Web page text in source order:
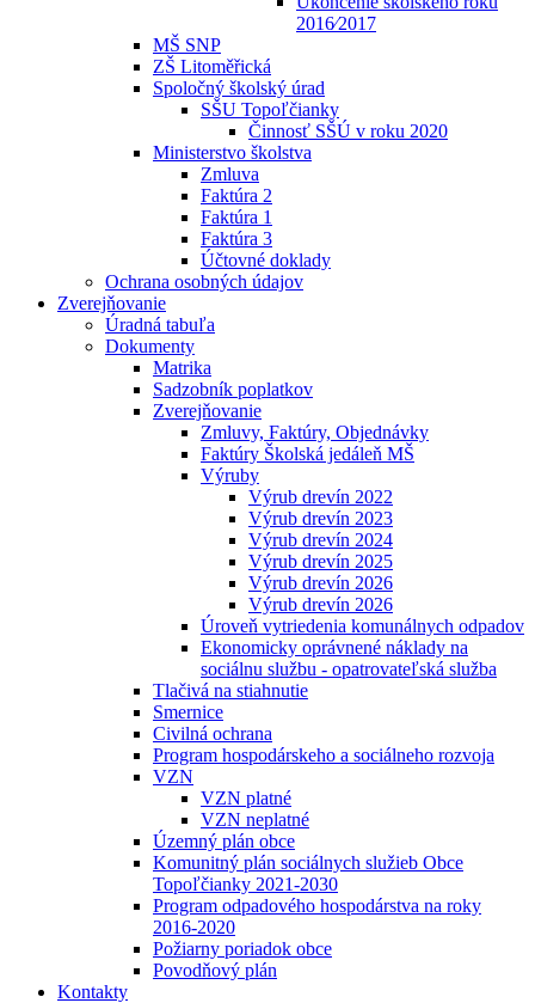
2016⁄2017
MŠ SNP
ZŠ Litoměřická
Spoločný školský úrad
SŠU Topoľčianky
Činnosť SŠÚ v roku 2020
Ministerstvo školstva
Zmluva
Faktúra 2
Faktúra 1
Faktúra 3
Účtovné doklady
Ochrana osobných údajov
Zverejňovanie
Úradná tabuľa
Dokumenty
Matrika
Sadzobník poplatkov
Zverejňovanie
Zmluvy, Faktúry, Objednávky
Faktúry Školská jedáleň MŠ
Výruby
Výrub drevín 2022
Výrub drevín 2023
Výrub drevín 2024
Výrub drevín 2025
Výrub drevín 2026
Výrub drevín 2026
Úroveň vytriedenia komunálnych odpadov
Ekonomicky oprávnené náklady na
sociálnu službu - opatrovateľská služba
Tlačivá na stiahnutie
Smernice
Civilná ochrana
Program hospodárskeho a sociálneho rozvoja
VZN
VZN platné
VZN neplatné
Územný plán obce
Komunitný plán sociálnych služieb Obce
Topoľčianky 2021-2030
Program odpadového hospodárstva na roky
2016-2020
Požiarny poriadok obce
Povodňový plán
Kontakty